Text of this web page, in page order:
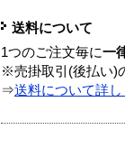
送料について
1つのご注文毎に一
※売掛取引(後払い)
⇒送料について詳し